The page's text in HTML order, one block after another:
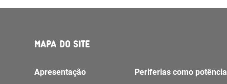
MAPA DO SITE
Apresentação
Periferias como potência